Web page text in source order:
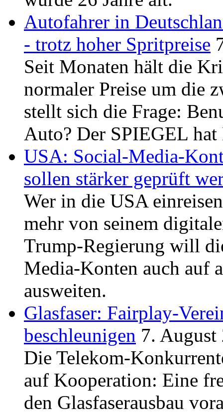
Autofahrer in
- trotz hoher Spritpreise
Seit Monaten hält die
normaler Preise um die
stellt sich die Frage:
Auto? Der SPIEGEL hat
USA: Social-Media-
sollen stärker geprüft
Wer in die USA
mehr von seinem
Trump-Regierung will
Media-Konten auch auf
ausweiten.
Glasfaser: Fairplay-
beschleunigen 7. August
Die Telekom-
auf Kooperation: Eine
den Glasfaserausbau